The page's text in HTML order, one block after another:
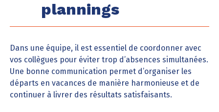
plannings
Dans une équipe, il est essentiel de coordonner avec
vos collègues pour éviter trop d’absences simultanées.
Une bonne communication permet d’organiser les
départs en vacances de manière harmonieuse et de
continuer à livrer des résultats satisfaisants.